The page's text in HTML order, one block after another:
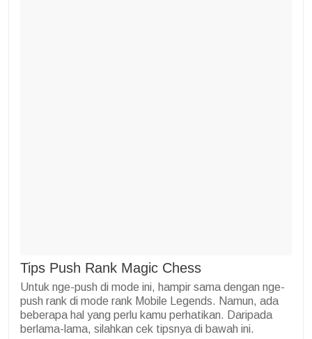
Tips Push Rank Magic Chess
Untuk nge-push di mode ini, hampir sama dengan nge-
push rank di mode rank Mobile Legends. Namun, ada
beberapa hal yang perlu kamu perhatikan. Daripada
berlama-lama, silahkan cek tipsnya di bawah ini.